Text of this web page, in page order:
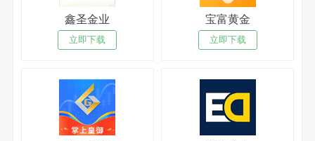
鑫圣金业
立即下载
宝富黄金
立即下载